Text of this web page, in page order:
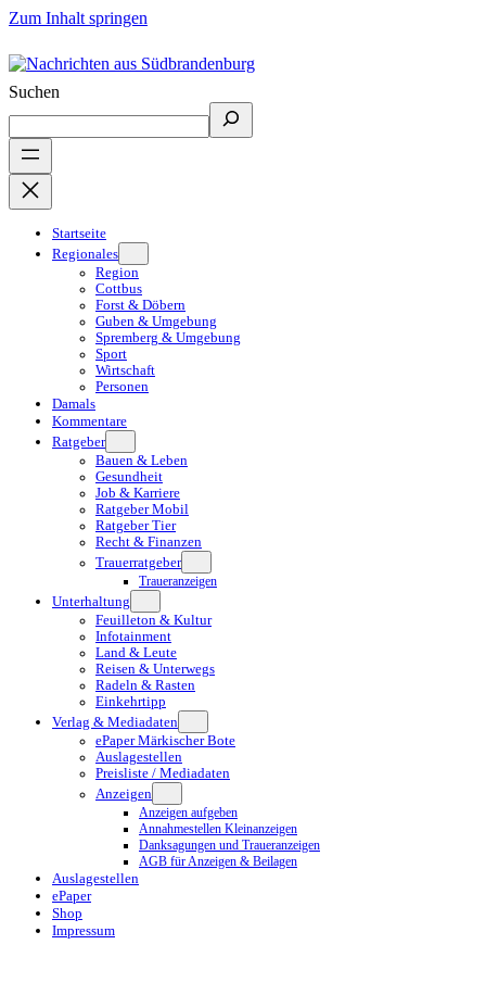
Zum Inhalt springen
Suchen
Startseite
Regionales
Region
Cottbus
Forst & Döbern
Guben & Umgebung
Spremberg & Umgebung
Sport
Wirtschaft
Personen
Damals
Kommentare
Ratgeber
Bauen & Leben
Gesundheit
Job & Karriere
Ratgeber Mobil
Ratgeber Tier
Recht & Finanzen
Trauerratgeber
Traueranzeigen
Unterhaltung
Feuilleton & Kultur
Infotainment
Land & Leute
Reisen & Unterwegs
Radeln & Rasten
Einkehrtipp
Verlag & Mediadaten
ePaper Märkischer Bote
Auslagestellen
Preisliste / Mediadaten
Anzeigen
Anzeigen aufgeben
Annahmestellen Kleinanzeigen
Danksagungen und Traueranzeigen
AGB für Anzeigen & Beilagen
Auslagestellen
ePaper
Shop
Impressum